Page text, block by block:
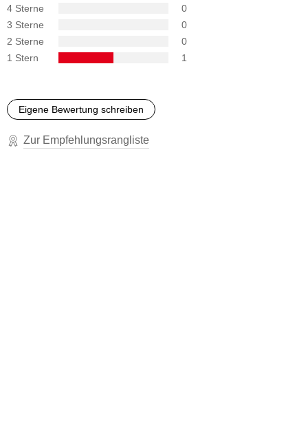
4 Sterne
0
3 Sterne
0
2 Sterne
0
1 Stern
1
Eigene Bewertung schreiben
Zur Empfehlungsrangliste